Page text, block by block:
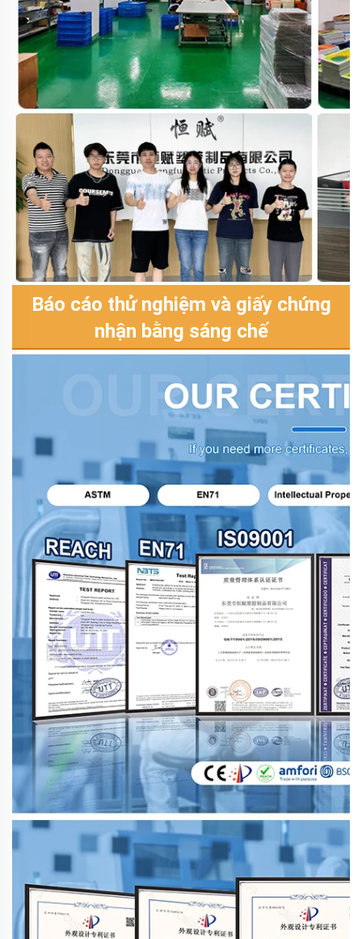
Báo cáo thử nghiệm và giấy chứng
nhận bằng sáng chế